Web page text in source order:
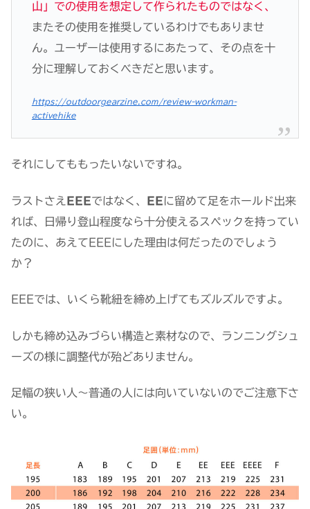
山」での使用を想定して作られたものではなく、
またその使用を推奨しているわけでもありませ
ん。ユーザーは使用するにあたって、その点を十
分に理解しておくべきだと思います。
https://outdoorgearzine.com/review-workman-
activehike
それにしてももったいないですね。
ラストさえ EEEではなく、 EEに留めて足をホールド出来
れば、日帰り登山程度なら十分使えるスペックを持ってい
たのに、あえてEEEにした理由は何だったのでしょう
か？
EEEでは、いくら靴紐を締め上げてもズルズルですよ。
しかも締め込みづらい構造と素材なので、ランニングシュ
ーズの様に調整代が殆どありません。
足幅の狭い人〜普通の人には向いていないのでご注意下さ
い。